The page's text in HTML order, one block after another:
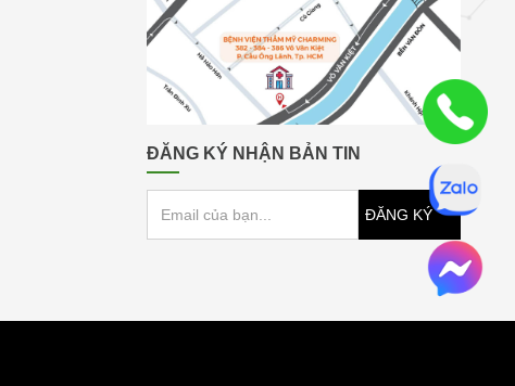
ĐĂNG KÝ NHẬN BẢN TIN
ĐĂNG KÝ